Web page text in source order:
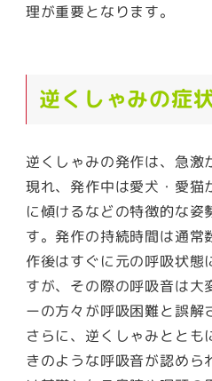
理が重要となります。
逆くしゃみの症
逆くしゃみの発作は、急激
現れ、発作中は愛犬・愛猫
に傾けるなどの特徴的な姿
す。発作の持続時間は通常
作後はすぐに元の呼吸状態
すが、その際の呼吸音は大
ーの方々が呼吸困難と誤解
さらに、逆くしゃみととも
きのような呼吸音が認めら